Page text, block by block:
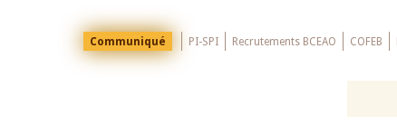
Menu
Top
Communiqué PI-SPI Recrutements BCEAO COFEB